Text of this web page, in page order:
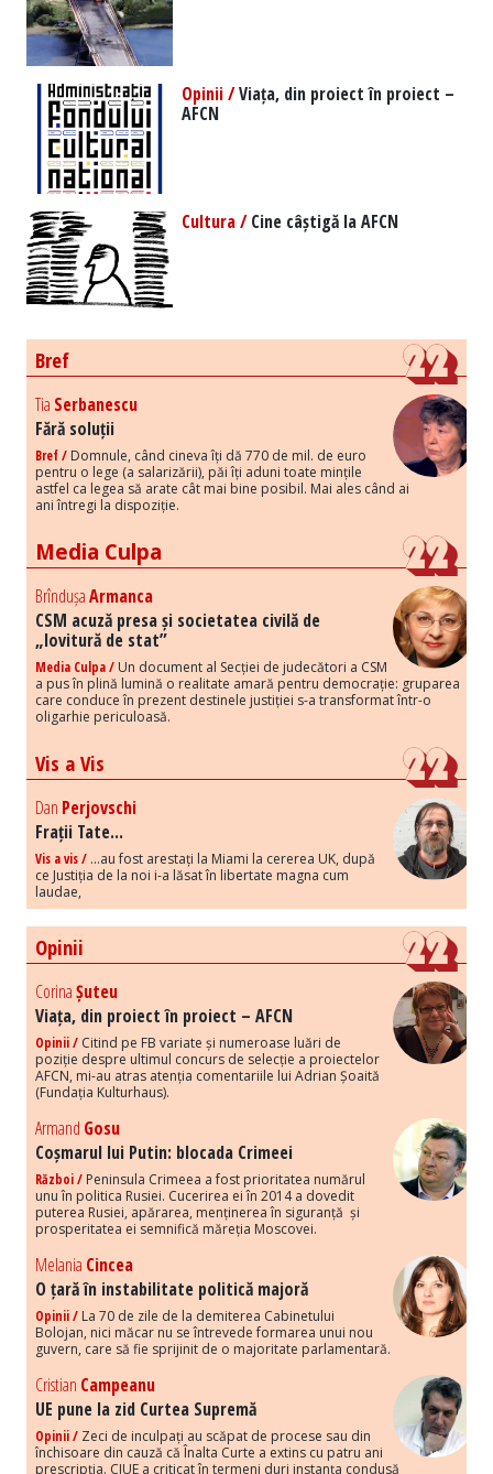
Opinii /Viața, din proiect în proiect –
AFCN
Cultura /Cine câștigă la AFCN
Bref
Tia Serbanescu
Fără soluții
Bref / Domnule, când cineva îți dă 770 de mil. de euro
pentru o lege (a salarizării), păi îți aduni toate mințile
astfel ca legea să arate cât mai bine posibil. Mai ales când ai
ani întregi la dispoziție.
Media Culpa
BrîndușaArmanca
CSM acuză presa și societatea civilă de
„lovitură de stat”
Media Culpa / Un document al Secției de judecători a CSM
a pus în plină lumină o realitate amară pentru democrație: gruparea
care conduce în prezent destinele justiției s-a transformat într-o
oligarhie periculoasă.
Vis a Vis
Dan Perjovschi
Frații Tate...
Vis a vis / ...au fost arestați la Miami la cererea UK, după
ce Justiția de la noi i-a lăsat în libertate magna cum
laudae,
Opinii
CorinaȘuteu
Viața, din proiect în proiect – AFCN
Opinii / Citind pe FB variate și numeroase luări de
poziție despre ultimul concurs de selecție a proiectelor
AFCN, mi-au atras atenția comentariile lui Adrian Șoaită
(Fundația Kulturhaus).
Armand Gosu
Coșmarul lui Putin: blocada Crimeei
Război / Peninsula Crimeea a fost prioritatea numărul
unu în politica Rusiei. Cucerirea ei în 2014 a dovedit
puterea Rusiei, apărarea, menținerea în siguranță și
prosperitatea ei semnifică măreția Moscovei.
Melania Cincea
O țară în instabilitate politică majoră
Opinii / La 70 de zile de la demiterea Cabinetului
Bolojan, nici măcar nu se întrevede formarea unui nou
guvern, care să fie sprijinit de o majoritate parlamentară.
Cristian Campeanu
UE pune la zid Curtea Supremă
Opinii / Zeci de inculpați au scăpat de procese sau din
închisoare din cauză că Înalta Curte a extins cu patru ani
prescripția. CJUE a criticat în termeni duri instanța condusă